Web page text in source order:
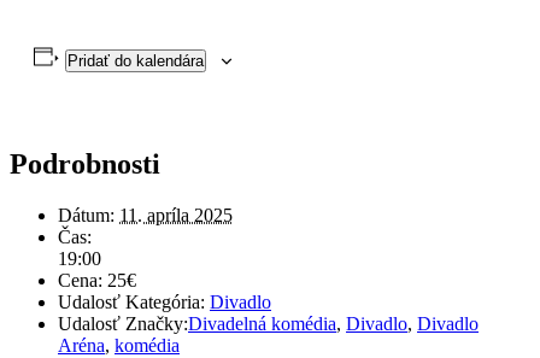
Pridať do kalendára
Podrobnosti
Dátum: 11. apríla 2025
Čas:
19:00
Cena: 25€
Udalosť Kategória: Divadlo
Udalosť Značky:Divadelná komédia, Divadlo, Divadlo
Aréna, komédia